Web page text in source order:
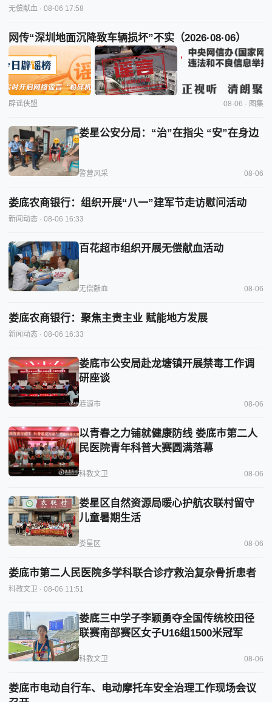
无偿献血 · 08-06 17:58
网传“深圳地面沉降致车辆损坏”不实（2026·08·06）
辟谣侠盟 08-06 · 图集
娄星公安分局：“治”在指尖 “安”在身边
警营风采 08-06
娄底农商银行：组织开展“八一”建军节走访慰问活动
新闻动态 · 08-06 16:33
百花超市组织开展无偿献血活动
无偿献血 08-06
娄底农商银行：聚焦主责主业 赋能地方发展
新闻动态 · 08-06 16:33
娄底市公安局赴龙塘镇开展禁毒工作调
研座谈
涟源市 08-06
以青春之力铺就健康防线 娄底市第二人
民医院青年科普大赛圆满落幕
科教文卫 08-06
娄星区自然资源局暖心护航农联村留守
儿童暑期生活
娄星区 08-06
娄底市第二人民医院多学科联合诊疗救治复杂骨折患者
科教文卫 · 08-06 11:51
娄底三中学子李颖勇夺全国传统校田径
联赛南部赛区女子U16组1500米冠军
科教文卫 08-06
娄底市电动自行车、电动摩托车安全治理工作现场会议